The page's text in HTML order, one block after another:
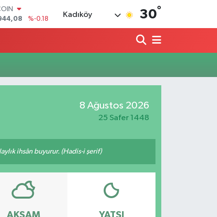
%-0.18
%0.38
ALTIN
Kadıköy 30°
8 Ağustos 2026
25 Safer 1448
ihsân buyurur. (Hadis-i şerif)